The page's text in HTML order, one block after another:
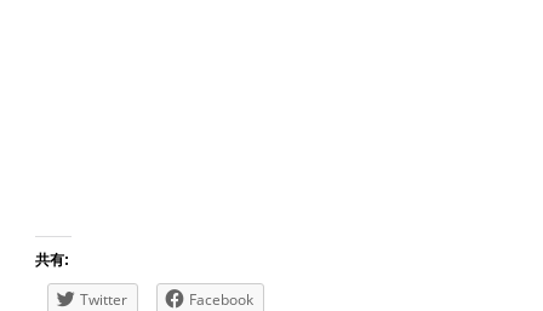
共有:
Twitter Facebook